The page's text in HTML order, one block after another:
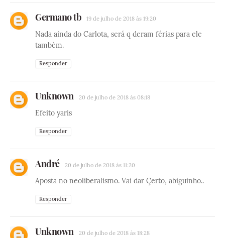
Germano tb 19 de julho de 2018 às 19:20
Nada ainda do Carlota, será q deram férias para ele
também.
Responder
Unknown 20 de julho de 2018 às 08:18
Efeito yaris
Responder
André 20 de julho de 2018 às 11:20
Aposta no neoliberalismo. Vai dar Çerto, abiguinho..
Responder
Unknown 20 de julho de 2018 às 18:28